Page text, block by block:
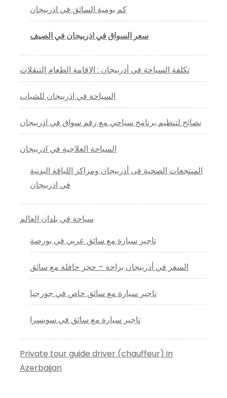
كم يومية السائق في اذربيجان
سعر السواق في اذربيجان في الصيف
تكلفة السياحة في أذربيجان : الإقامة الطعام التنقلات
السياحة في اذربيجان للشباب
نصائح لتنظيم برنامج سياحي مع رقم سواق في اذربيجان
السياحة العلاجية في اذربيجان
المنتجعات الصحية فى أذربيجان ومراكز اللياقة البدنية
في اذربيجان
سياحة في بلدان العالم
تاجير سيارة مع سائق عربي في بورصة
السفر في أذربيجان براحة – حجز حافلة مع سائق
تاجير سيارة مع سائق خاص في جورجيا
تاجير سيارة مع سائق في سويسرا
Private tour guide driver (chauffeur) in
Azerbaijan